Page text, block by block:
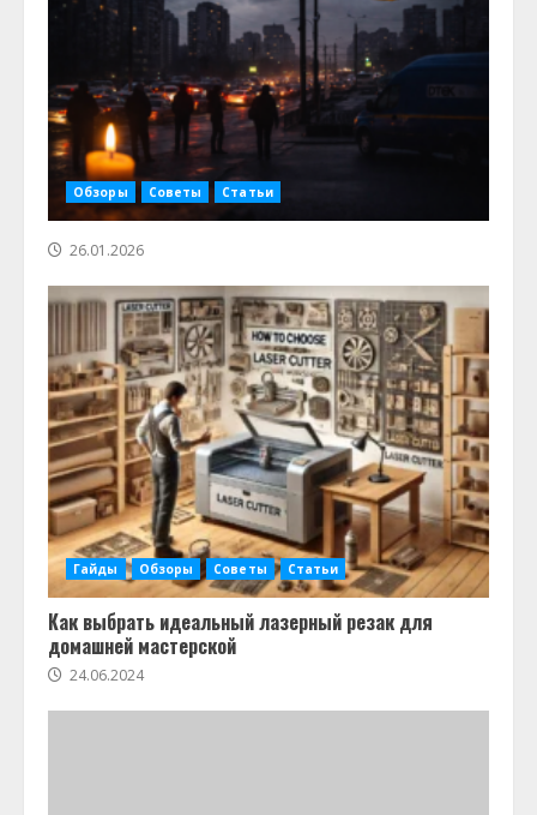
1
26.01.2026
2
Как выбрать идеальный лазерный
резак для домашней мастерской
24.06.2024
3
Как использовать умные
инструменты для точного
измерения
19.04.2024
4
Как выбрать правильные
инструменты для работы с
металлом
09.04.2024
Обзоры Советы Статьи
26.01.2026
Гайды Обзоры Советы Статьи
Как выбрать идеальный лазерный резак для
домашней мастерской
24.06.2024